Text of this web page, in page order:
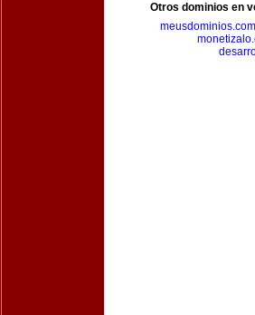
Otros dominios en
meusdominios.com